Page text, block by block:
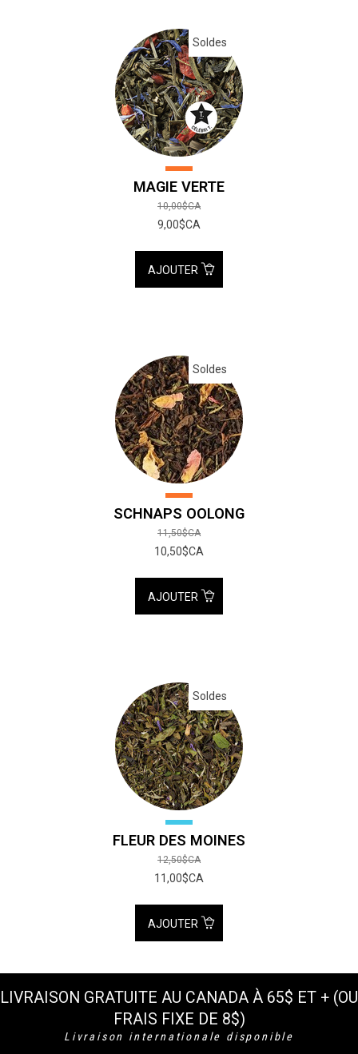
Soldes
MAGIE VERTE
10,00$CA
9,00$CA
AJOUTER
Soldes
SCHNAPS OOLONG
11,50$CA
10,50$CA
AJOUTER
Soldes
FLEUR DES MOINES
12,50$CA
11,00$CA
AJOUTER
LIVRAISON GRATUITE AU CANADA À 65$ ET + (OU
FRAIS FIXE DE 8$)
Livraison internationale disponible